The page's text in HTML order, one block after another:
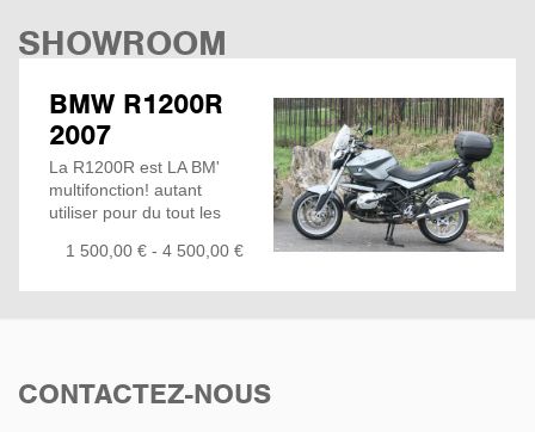
SHOWROOM
BMW R1200R
2007
La R1200R est LA BM'
multifonction! autant
utiliser pour du tout les
déplacement rapide et
145277km
1 500,00 € - 4 500,00 €
CONTACTEZ-NOUS